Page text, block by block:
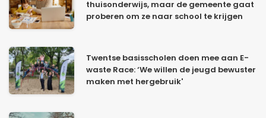
thuisonderwijs, maar de gemeente gaat
proberen om ze naar school te krijgen
Twentse basisscholen doen mee aan E-
waste Race: ‘We willen de jeugd bewuster
maken met hergebruik'